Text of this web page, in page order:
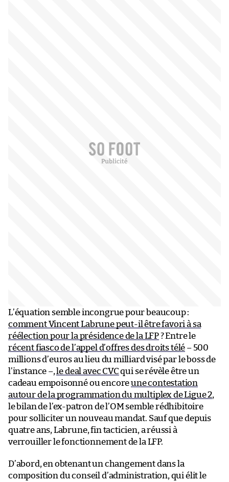
L’équation semble incongrue pour beaucoup :
comment Vincent Labrune peut-il être favori à sa
réélection pour la présidence de la LFP? Entre le
récent fiasco de l’appel d’offres des droits télé – 500
millions d’euros au lieu du milliard visé par le boss de
l’instance –, le deal avec CVCqui se révèle être un
cadeau empoisonné ou encoreune contestation
autour de la programmation du multiplex de Ligue 2,
le bilan de l’ex-patron de l’OM semble rédhibitoire
pour solliciter un nouveau mandat. Sauf que depuis
quatre ans, Labrune, fin tacticien, a réussi à
verrouiller le fonctionnement de la LFP.
D’abord, en obtenant un changement dans la
composition du conseil d’administration, qui élit le